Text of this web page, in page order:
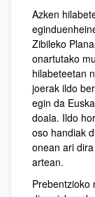
Azken
Zibileko
onartutako
hilabeteetan
joerak ildo
egin da
doala. Ildo
oso handiak
onean ari
artean.
Prebentzioko